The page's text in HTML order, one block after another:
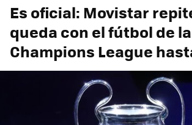
Es oficial: Movistar
queda con el fútbol de la
Champions League